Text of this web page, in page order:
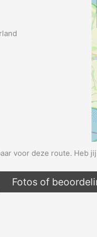
voor deze route.
Fotos of